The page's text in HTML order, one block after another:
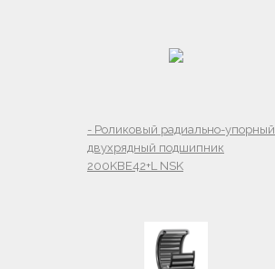
- Роликовый радиально-упорный
двухрядный подшипник
200KBE42+L NSK